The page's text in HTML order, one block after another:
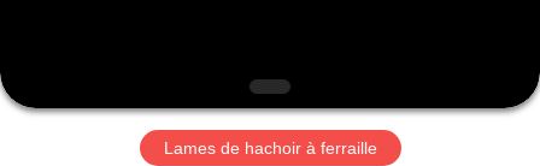
DE
NOUS
Lames de hachoir à ferraille